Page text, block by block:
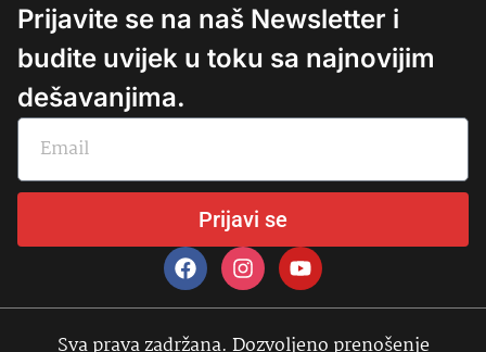
Prijavite se na naš Newsletter i
budite uvijek u toku sa najnovijim
dešavanjima.
Prijavi se